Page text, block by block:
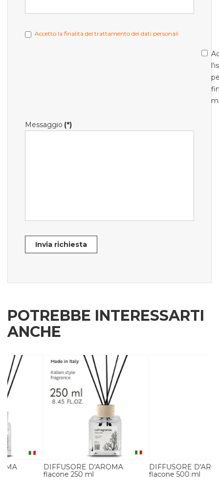
Accetto la finalità del trattamento dei dati personali
Messaggio (*)
Invia richiesta
POTREBBE INTERESSARTI
ANCHE
DIFFUSORE D'AROMA
flacone 250 ml
DIFFUSORE D'AROMA
flacone 500 ml